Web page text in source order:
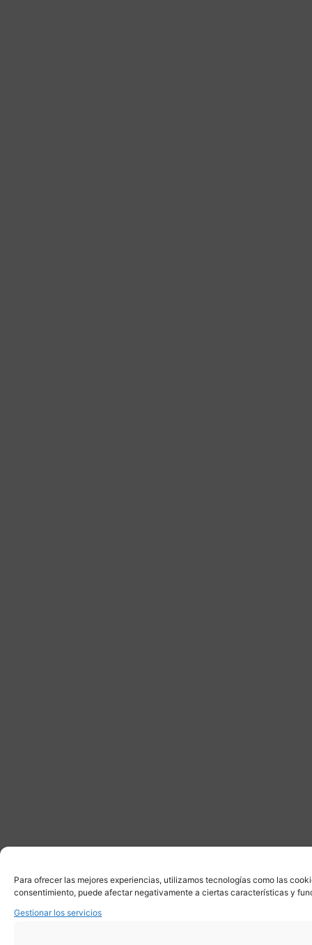
Para ofrecer las mejores experiencias, utilizamos tecnologías como las
consentimiento, puede afectar negativamente a ciertas características y
Gestionar los servicios